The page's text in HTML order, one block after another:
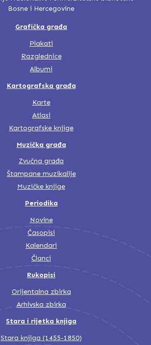
Bosne i Hercegovine
Grafička građa
Plakati
Razglednice
Albumi
Kartografska građa
Karte
Atlasi
Kartografske knjige
Muzička građa
Zvučna građa
Štampane muzikalije
Muzičke knjige
Periodika
Novine
Časopisi
Kalendari
Članci
Rukopisi
Orijentalna zbirka
Arhivska zbirka
Stara i rijetka knjiga
Stara knjiga (1455-1850)